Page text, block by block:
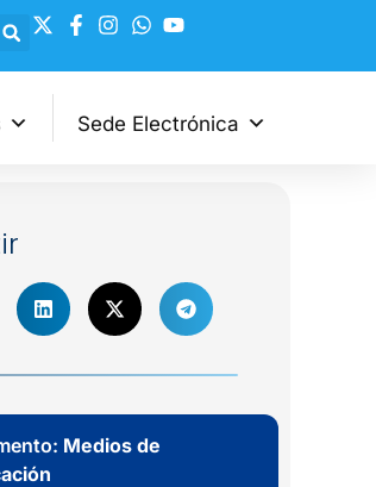
Sede Electrónica
Medios de